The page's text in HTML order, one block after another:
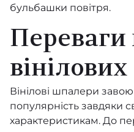
Folie
Parisienne
Etre
Fornasetti
Fornasetti Senza
бульбашки повітря.
вінілових
Вінілові шпалери
популярність завдяки
характеристикам. До